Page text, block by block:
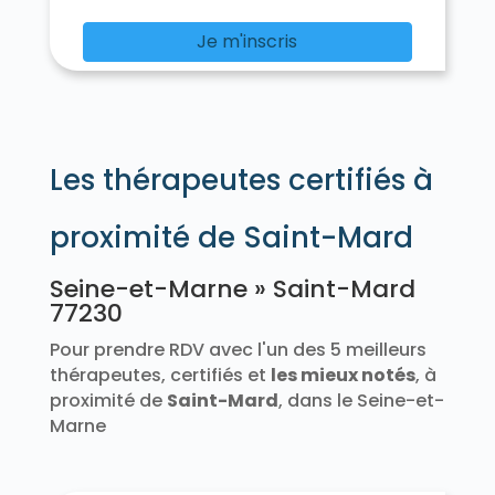
Chalmaison 77650
Chambry 77910
Chamigny 77260
Champagne-sur-Seine 77430
Changis-sur-Marne 77660
Chanteloup-en-Brie 77600
La Chapelle-Gauthier 77720
La Chapelle-Iger 77540
La Chapelle-Moutils 77320
La Chapelle-Rablais 77370
La Chapelle-Saint-Sulpice 77160
Les Chapelles-Bourbon 77610
Charmentray 77410
Charny 77410
Chartrettes 77590
Chartronges 77320
Châteaubleau 77370
Je m'inscris
Les thérapeutes certifiés à
proximité de Saint-Mard
Seine-et-Marne » Saint-Mard
77230
Pour prendre RDV avec l'un des 5 meilleurs
thérapeutes, certifiés et les mieux notés, à
proximité de Saint-Mard, dans le Seine-et-
Marne